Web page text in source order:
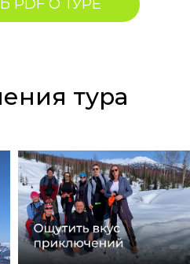
PDF О ТУРЕ
тура